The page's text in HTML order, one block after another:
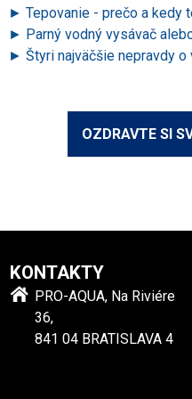
Tepovanie - prečo a kedy
Parný vodný vysávač
Štyri najväčšie nepravdy o
OZDRAVTE SI
KONTAKTY
PRO-AQUA, Na Riviére
36,
841 04 BRATISLAVA 4